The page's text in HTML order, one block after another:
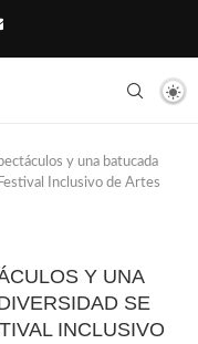
y una batucada
Inclusivo de Artes
Y UNA
SE
INCLUSIVO